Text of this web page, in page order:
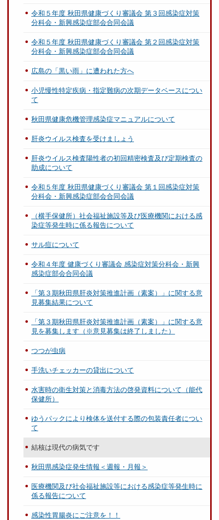
令和５年度 秋田県健康づくり審議会 第３回感染症対策
分科会・新興感染症部会合同会議
令和５年度 秋田県健康づくり審議会 第２回感染症対策
分科会・新興感染症部会合同会議
広島の「黒い雨」に遭われた方へ
小児慢性特定疾病・指定難病の次期データベースについ
て
秋田県健康危機管理感染症マニュアルについて
肝炎ウイルス検査を受けましょう
肝炎ウイルス検査陽性者の初回精密検査及び定期検査の
助成について
令和５年度 秋田県健康づくり審議会 第１回感染症対策
分科会・新興感染症部会合同会議
（横手保健所）社会福祉施設等及び医療機関における感
染症等発生時に係る報告について
サル痘について
令和４年度 健康づくり審議会 感染症対策分科会・新興
感染症部会合同会議
「第３期秋田県肝炎対策推進計画（素案）」に関する意
見募集結果について
「第３期秋田県肝炎対策推進計画（素案）」に関する意
見を募集します（※意見募集は終了しました）
つつが虫病
手洗いチェッカーの貸出について
水害時の衛生対策と消毒方法の啓発資料について（能代
保健所）
ゆうパックにより検体を送付する際の包装責任者につい
て
結核は現代の病気です
秋田県感染症発生情報＜週報・月報＞
医療機関及び社会福祉施設等における感染症等発生時に
係る報告について
感染性胃腸炎にご注意を！！